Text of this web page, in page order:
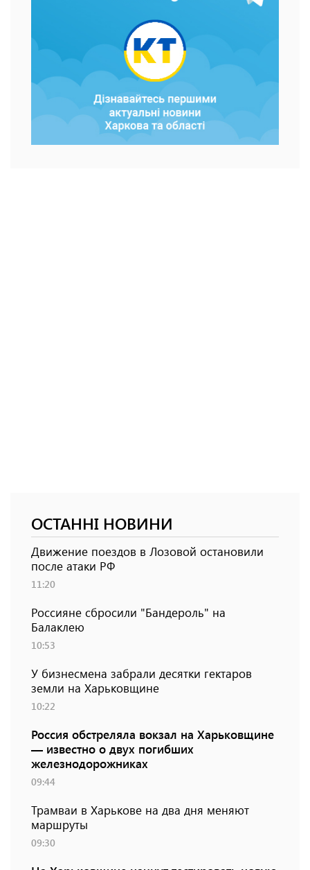
ОСТАННІ НОВИНИ
Движение поездов в Лозовой остановили
после атаки РФ
11:20
Россияне сбросили "Бандероль" на
Балаклею
10:53
У бизнесмена забрали десятки гектаров
земли на Харьковщине
10:22
Россия обстреляла вокзал на Харьковщине
— известно о двух погибших
железнодорожниках
09:44
Трамваи в Харькове на два дня меняют
маршруты
09:30